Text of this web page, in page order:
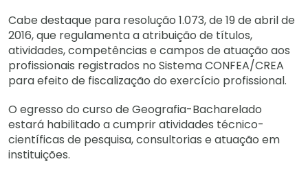
Cabe destaque para resolução 1.073, de 19 de abril de
2016, que regulamenta a atribuição de títulos,
atividades, competências e campos de atuação aos
profissionais registrados no Sistema CONFEA/CREA
para efeito de fiscalização do exercício profissional.
O egresso do curso de Geografia-Bacharelado
estará habilitado a cumprir atividades técnico-
científicas de pesquisa, consultorias e atuação em
instituições.